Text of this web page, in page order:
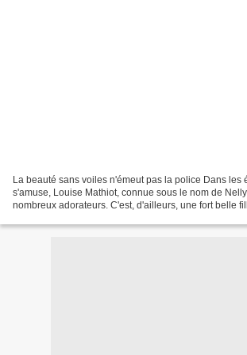
La beauté sans voiles n'émeut pas la police Dans les
s'amuse, Louise Mathiot, connue sous le nom de
nombreux adorateurs. C'est, d'ailleurs, une fort belle